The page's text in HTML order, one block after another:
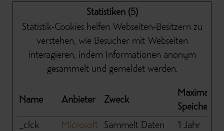
Statistiken (5)
Statistik-Cookies helfen Webseiten-Besitzern zu
verstehen, wie Besucher mit Webseiten
interagieren, indem Informationen anonym
gesammelt und gemeldet werden.
Name Anbieter Zweck
Maximale
_clck Microsoft
Sammelt Daten
1 Jahr